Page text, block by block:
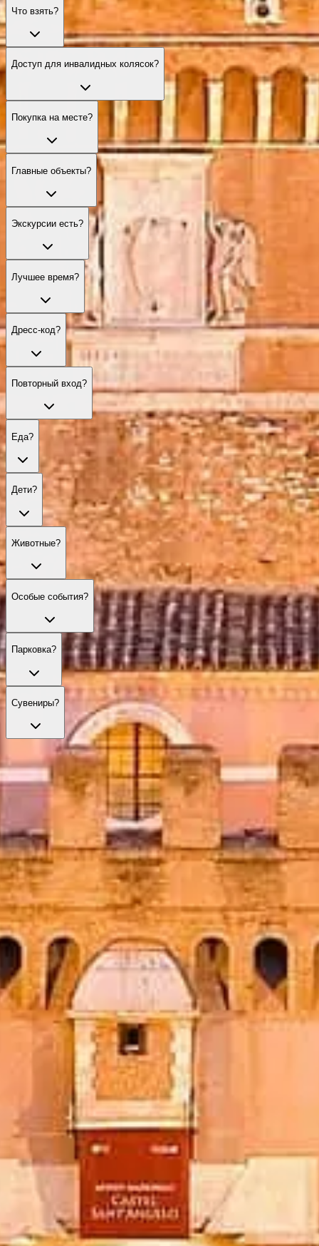
Что взять?
Доступ для инвалидных колясок?
Покупка на месте?
Главные объекты?
Экскурсии есть?
Лучшее время?
Дресс‑код?
Повторный вход?
Еда?
Дети?
Животные?
Особые события?
Парковка?
Сувениры?
Пропустите очередь со своими билетами
Ознакомьтесь с нашими лучшими вариантами билетов,
которые сделают ваш визит комфортнее благодаря
приоритетному входу и профессиональным гидам.
Забронировать билеты
Castel Sant'Angelo Рим
Независимая практическая информация: билеты, часы работы,
история и советы.
©2026 Сайт независим и не связан с официальной
администрацией музея.
Сайт castelsantangelo.org — это независимая информационная
Все зарегистрированные бренды и торговые марки
принадлежат их законным владельцам. По вопросам,
связанным с билетами, обращайтесь к соответствующим
поставщикам. Связаться с нами